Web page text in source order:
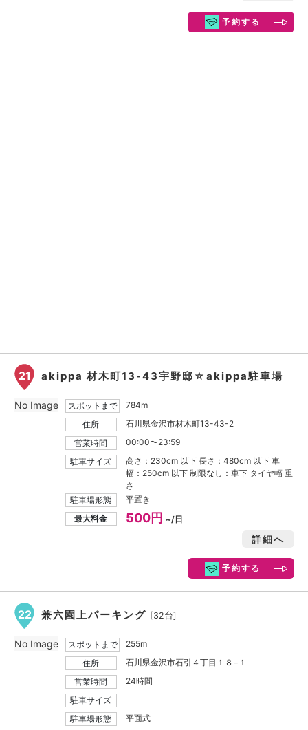
予約する
21 akippa 材木町13-43宇野邸☆akippa駐車場
スポットまで
784m
住所
石川県金沢市材木町13-43-2
営業時間
00:00〜23:59
駐車サイズ
高さ：230cm 以下 長さ：480cm 以下 車
幅：250cm 以下 制限なし：車下 タイヤ幅 重
さ
駐車場形態
平置き
最大料金
500円 ~/日
詳細へ
予約する
No Image
22 兼六園上パーキング [32台]
スポットまで
255m
住所
石川県金沢市石引４丁目１８−１
営業時間
24時間
駐車サイズ
駐車場形態
平面式
No Image